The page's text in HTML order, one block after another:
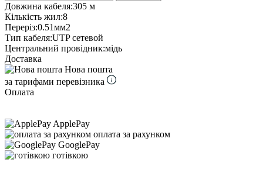
Довжина кабеля:305 м
Кількість жил:8
Переріз:0.51мм2
Тип кабеля:UTP cетевой
Центральний провідник:мідь
Доставка
Нова пошта
за тарифами перевізника
Оплата
ApplePay
оплата за рахунком
GooglePay
готівкою